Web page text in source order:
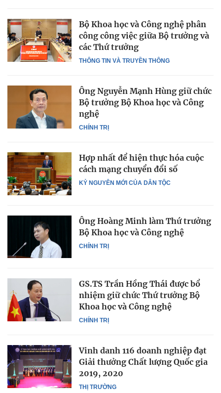
THÔNG TIN VÀ TRUYỀN THÔNG
Bộ Khoa học và Công nghệ phân
công công việc giữa Bộ trưởng và
các Thứ trưởng
CHÍNH TRỊ
Ông Nguyễn Mạnh Hùng giữ chức
Bộ trưởng Bộ Khoa học và Công
nghệ
KỶ NGUYÊN MỚI CỦA DÂN TỘC
Hợp nhất để hiện thực hóa cuộc
cách mạng chuyển đổi số
CHÍNH TRỊ
Ông Hoàng Minh làm Thứ trưởng
Bộ Khoa học và Công nghệ
CHÍNH TRỊ
GS.TS Trần Hồng Thái được bổ
nhiệm giữ chức Thứ trưởng Bộ
Khoa học và Công nghệ
THỊ TRƯỜNG
Vinh danh 116 doanh nghiệp đạt
Giải thưởng Chất lượng Quốc gia
2019, 2020